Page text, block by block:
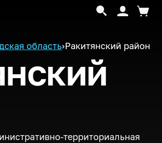
область›Ракитянский район
территориальная